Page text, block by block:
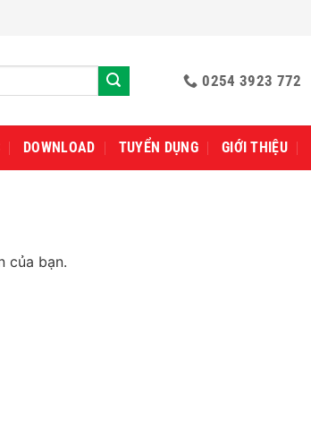
0254 3923 772
DOWNLOAD TUYỂN DỤNG GIỚI THIỆU
của bạn.